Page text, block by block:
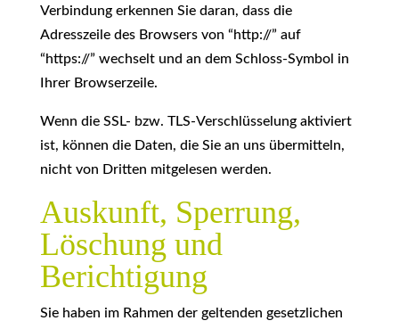
Verbindung erkennen Sie daran, dass die
Adresszeile des Browsers von “http://” auf
“https://” wechselt und an dem Schloss-Symbol in
Ihrer Browserzeile.
Wenn die SSL- bzw. TLS-Verschlüsselung aktiviert
ist, können die Daten, die Sie an uns übermitteln,
nicht von Dritten mitgelesen werden.
Auskunft, Sperrung,
Löschung und
Berichtigung
Sie haben im Rahmen der geltenden gesetzlichen